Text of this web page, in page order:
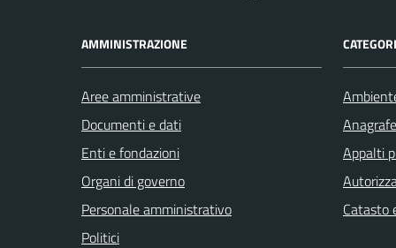
AMMINISTRAZIONE
Aree amministrative
Documenti e dati
Enti e fondazioni
Organi di governo
Personale amministrativo
Politici
Appalti
Catasto